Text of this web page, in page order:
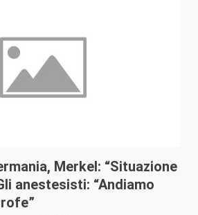
Merkel: “Situazione
anestesisti: “Andiamo